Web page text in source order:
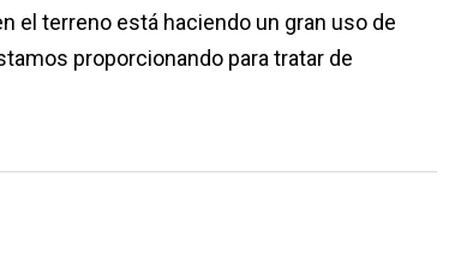
el terreno está haciendo un gran uso de
proporcionando para tratar de